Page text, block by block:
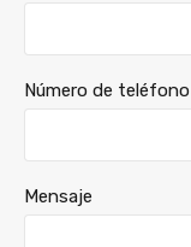
Número de teléfono
Mensaje